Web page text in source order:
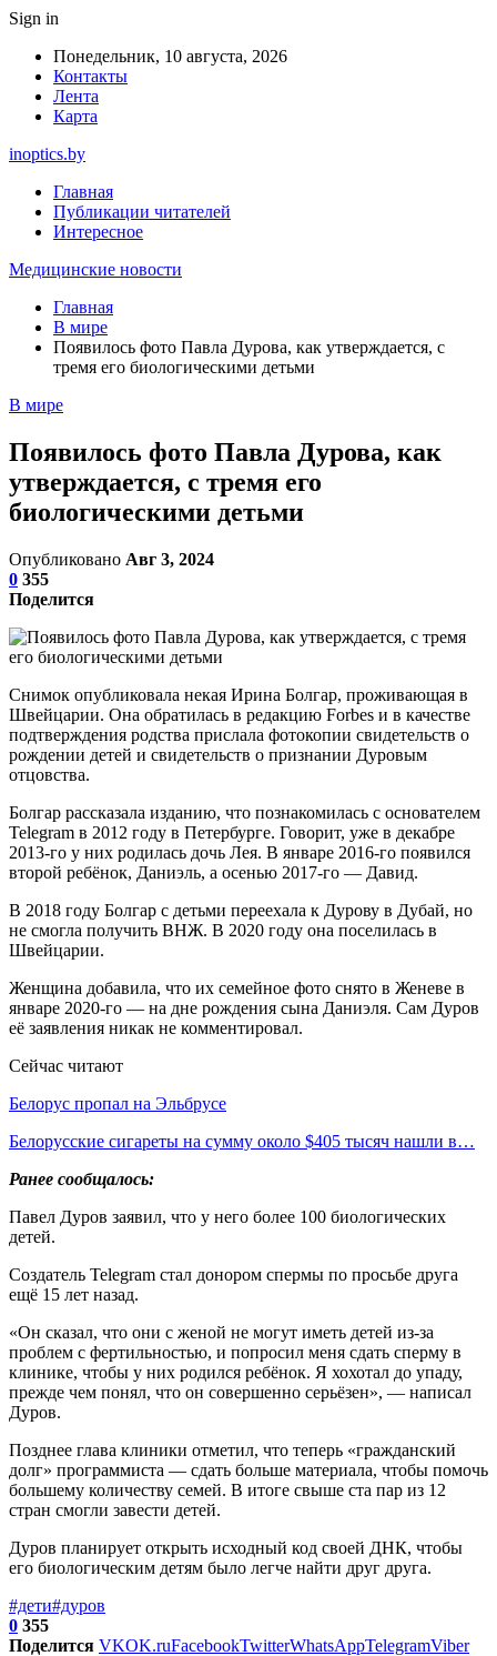
Sign in
Понедельник, 10 августа, 2026
Контакты
Лента
Карта
inoptics.by
Главная
Публикации читателей
Интересное
Медицинские новости
Главная
В мире
Появилось фото Павла Дурова, как утверждается, с
тремя его биологическими детьми
В мире
Появилось фото Павла Дурова, как
утверждается, с тремя его
биологическими детьми
Опубликовано Авг 3, 2024
0 355
Поделится
Снимок опубликовала некая Ирина Болгар, проживающая в
Швейцарии. Она обратилась в редакцию Forbes и в качестве
подтверждения родства прислала фотокопии свидетельств о
рождении детей и свидетельств о признании Дуровым
отцовства.
Болгар рассказала изданию, что познакомилась с основателем
Telegram в 2012 году в Петербурге. Говорит, уже в декабре
2013-го у них родилась дочь Лея. В январе 2016-го появился
второй ребёнок, Даниэль, а осенью 2017-го — Давид.
В 2018 году Болгар с детьми переехала к Дурову в Дубай, но
не смогла получить ВНЖ. В 2020 году она поселилась в
Швейцарии.
Женщина добавила, что их семейное фото снято в Женеве в
январе 2020-го — на дне рождения сына Даниэля. Сам Дуров
её заявления никак не комментировал.
Сейчас читают
Белорус пропал на Эльбрусе
Белорусские сигареты на сумму около $405 тысяч нашли в…
Ранее сообщалось:
Павел Дуров заявил, что у него более 100 биологических
детей.
Создатель Telegram стал донором спермы по просьбе друга
ещё 15 лет назад.
«Он сказал, что они с женой не могут иметь детей из-за
проблем с фертильностью, и попросил меня сдать сперму в
клинике, чтобы у них родился ребёнок. Я хохотал до упаду,
прежде чем понял, что он совершенно серьёзен», — написал
Дуров.
Позднее глава клиники отметил, что теперь «гражданский
долг» программиста — сдать больше материала, чтобы помочь
большему количеству семей. В итоге свыше ста пар из 12
стран смогли завести детей.
Дуров планирует открыть исходный код своей ДНК, чтобы
его биологическим детям было легче найти друг друга.
#дети#дуров
0 355
Поделится VKOK.ruFacebookTwitterWhatsAppTelegramViber